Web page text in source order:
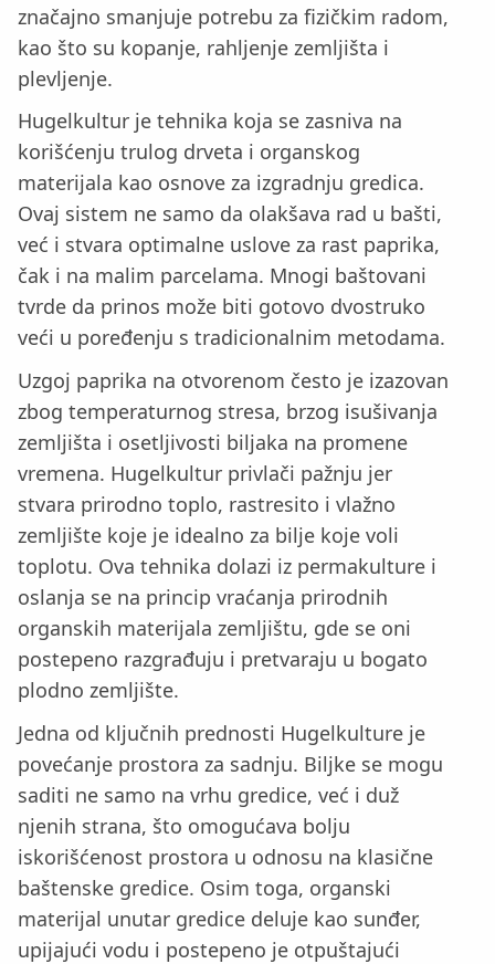
značajno smanjuje potrebu za fizičkim radom,
kao što su kopanje, rahljenje zemljišta i
plevljenje.
Hugelkultur je tehnika koja se zasniva na
korišćenju trulog drveta i organskog
materijala kao osnove za izgradnju gredica.
Ovaj sistem ne samo da olakšava rad u bašti,
već i stvara optimalne uslove za rast paprika,
čak i na malim parcelama. Mnogi baštovani
tvrde da prinos može biti gotovo dvostruko
veći u poređenju s tradicionalnim metodama.
Uzgoj paprika na otvorenom često je izazovan
zbog temperaturnog stresa, brzog isušivanja
zemljišta i osetljivosti biljaka na promene
vremena. Hugelkultur privlači pažnju jer
stvara prirodno toplo, rastresito i vlažno
zemljište koje je idealno za bilje koje voli
toplotu. Ova tehnika dolazi iz permakulture i
oslanja se na princip vraćanja prirodnih
organskih materijala zemljištu, gde se oni
postepeno razgrađuju i pretvaraju u bogato
plodno zemljište.
Jedna od ključnih prednosti Hugelkulture je
povećanje prostora za sadnju. Biljke se mogu
saditi ne samo na vrhu gredice, već i duž
njenih strana, što omogućava bolju
iskorišćenost prostora u odnosu na klasične
baštenske gredice. Osim toga, organski
materijal unutar gredice deluje kao sunđer,
upijajući vodu i postepeno je otpuštajući